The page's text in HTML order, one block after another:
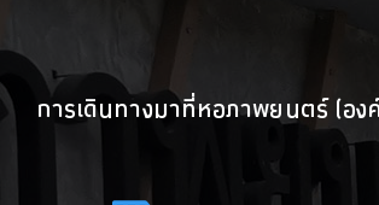
การเดินทางมาที่หอภาพยนตร์ (อ